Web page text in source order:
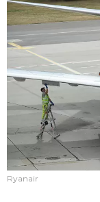
Ryanair